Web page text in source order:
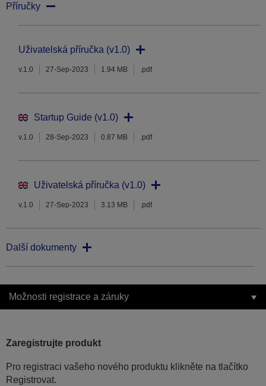
Příručky
Uživatelská příručka (v1.0)
v.1.0 27-Sep-2023 1.94 MB .pdf
Startup Guide (v1.0)
v.1.0 28-Sep-2023 0.87 MB .pdf
Uživatelská příručka (v1.0)
v.1.0 27-Sep-2023 3.13 MB .pdf
Další dokumenty
Možnosti registrace a záruky
Zaregistrujte produkt
Pro registraci vašeho nového produktu klikněte na tlačítko
Registrovat.